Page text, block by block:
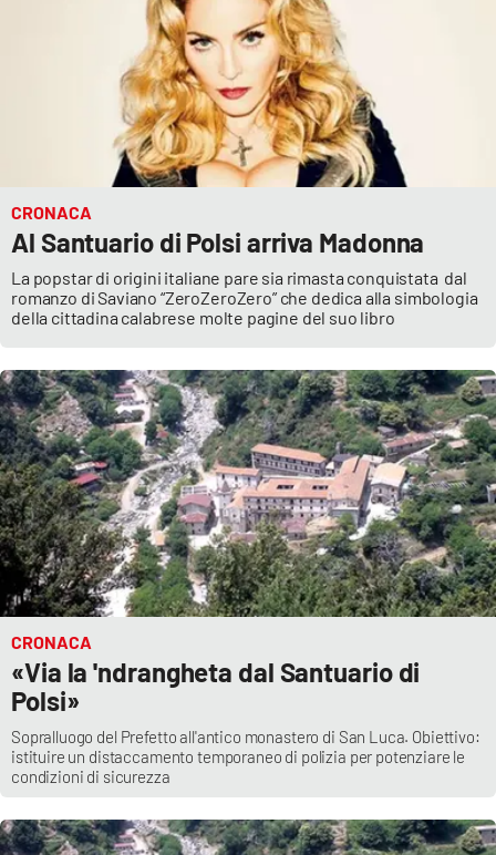
Vibo Valentia
Reggio Calabria
Cosenza
Lamezia Terme
SPECIALI
Buona Sanità Calabria
LA
CALABRIAVISIONE
Destinazioni
Eventi
Food
CRONACA
Al Santuario di Polsi arriva Madonna
La popstar di origini italiane pare sia rimasta conquistata dal
romanzo di Saviano “ZeroZeroZero” che dedica alla simbologia
della cittadina calabrese molte pagine del suo libro
CRONACA
«Via la 'ndrangheta dal Santuario di
Polsi»
Sopralluogo del Prefetto all'antico monastero di San Luca. Obiettivo:
istituire un distaccamento temporaneo di polizia per potenziare le
condizioni di sicurezza